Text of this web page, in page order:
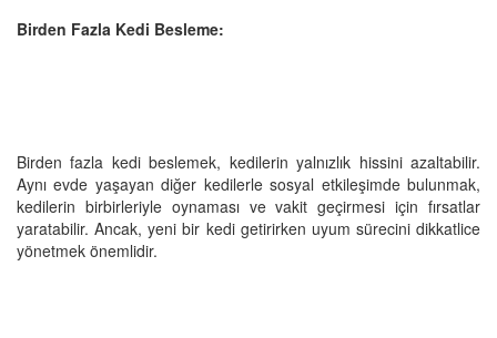
Birden Fazla Kedi Besleme:
Birden fazla kedi beslemek, kedilerin yalnızlık hissini azaltabilir.
Aynı evde yaşayan diğer kedilerle sosyal etkileşimde bulunmak,
kedilerin birbirleriyle oynaması ve vakit geçirmesi için fırsatlar
yaratabilir. Ancak, yeni bir kedi getirirken uyum sürecini dikkatlice
yönetmek önemlidir.